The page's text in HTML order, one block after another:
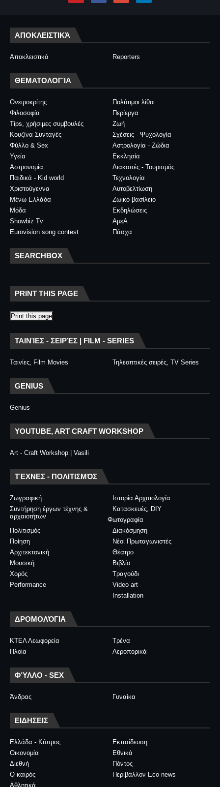
ΑΠΟΚΛΕΙΣΤΙΚΆ
Αποκλειστικά Reporters
ΘΕΜΑΤΟΛΟΓΊΑ
Ονειροκρίτης
Πολύτιμοι λίθοι
Φιλοσοφία
Περίεργα
Tips, χρήσιμες συμβουλές
Ζωή
Κουζίνα-Συνταγές
Σχέσεις - Ψυχολογία
Φύλλο & Sex
Αστρολογία - Ζώδια
Υγεία
Εκκλησία
Αστρονομία
Διακοπές - Τουρισμός
Παιδικά - Kid world
Τεχνολογία
Χριστούγεννα
Αυτοβελτίωση
Μένω Ελλάδα
Ζωικό βασίλειο
Μόδα
Εκδηλώσεις
Showbiz Tv
ΑμεΑ
Eurovision song contest
Πάσχα
SEARCHBOX
PRINT THIS PAGE
Print this page
ΤΑΙΝΊΕΣ - ΣΕΙΡΈΣ | FILM - SERIES
Ταινίες, Film Movies Τηλεοπτικές σειρές, TV Series
GENIUS
Genius
YOUTUBE, ART CRAFT WORKSHOP
Art - Craft Workshop | Vasili
ΤΈΧΝΕΣ - ΠΟΛΙΤΙΣΜΌΣ
Ζωγραφική
Ιστορία Αρχαιολογία
Συντήρηση έργων τέχνης &
αρχαιοτήτων
Κατασκευές, DIY
Φωτογραφία
Διακόσμηση
Πολιτισμός
Νέοι Πρωταγωνιστές
Ποίηση
Θέατρο
Αρχιτεκτονική
Βιβλίο
Μουσική
Τραγούδι
Χορός
Video art
Performance
Installation
ΔΡΟΜΟΛΌΓΙΑ
ΚΤΕΛ Λεωφορεία
Τρένα
Πλοία
Αεροπορικά
ΦΎΛΛΟ - SEX
Άνδρας Γυναίκα
ΕΙΔΗΣΕΙΣ
Ελλάδα - Κύπρος
Εκπαίδευση
Οικονομία
Εθνικά
Διεθνή
Πόντος
Ο καιρός
Περιβάλλον Eco news
Αθλητικά